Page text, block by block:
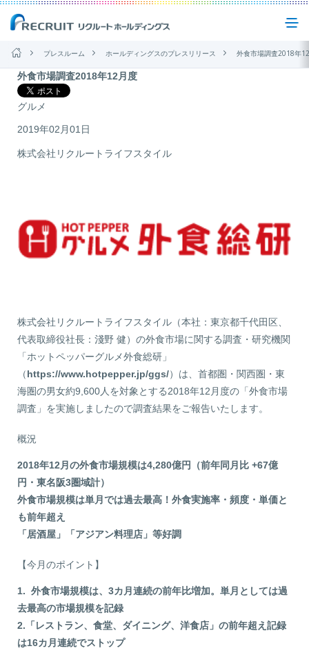
企業情報
事業紹介
IR(投資家情報)
ニュース
プレスルーム ホールディングスのプレスリリース 外食市場調査2018年12
外食市場調査2018年12月度
2018
2018
12
月
グルメ
2019年02月01日
株式会社リクルートライフスタイル
株式会社リクルートライフスタイル（本社：東京都千代田区、
代表取締役社長：淺野 健）の外食市場に関する調査・研究機関
「ホットペッパーグルメ外食総研」
（https://www.hotpepper.jp/ggs/）は、首都圏・関西圏・東
海圏の男女約9,600人を対象とする2018年12月度の「外食市場
調査」を実施しましたので調査結果をご報告いたします。
概況
2018年12月の外食市場規模は4,280億円（前年同月比 +67億
円・東名阪3圏域計）
外食市場規模は単月では過去最高！外食実施率・頻度・単価と
も前年超え
「居酒屋」「アジアン料理店」等好調
【今月のポイント】
1. 外食市場規模は、3カ月連続の前年比増加。単月としては過
去最高の市場規模を記録
2.「レストラン、食堂、ダイニング、洋食店」の前年超え記録
は16カ月連続でストップ